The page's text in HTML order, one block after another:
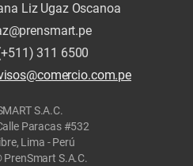
Liz Ugaz Oscanoa
311 6500
S.A.C.
Paracas #532
Lima - Perú
S.A.C.